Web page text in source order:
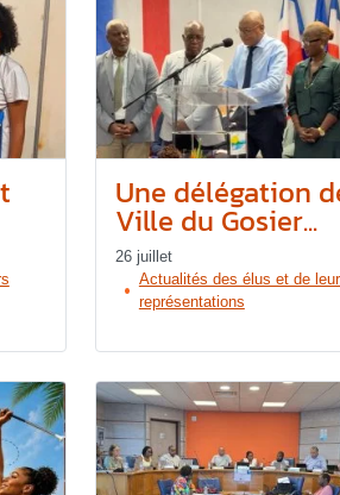
Une délégation
Ville du Gosier...
26 juillet
Actualités des élus et de
représentations